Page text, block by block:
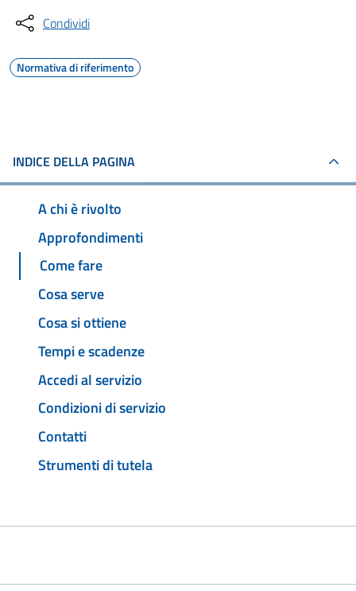
Condividi
Normativa di riferimento
INDICE DELLA PAGINA
A chi è rivolto
Approfondimenti
Come fare
Cosa serve
Cosa si ottiene
Tempi e scadenze
Accedi al servizio
Condizioni di servizio
Contatti
Strumenti di tutela